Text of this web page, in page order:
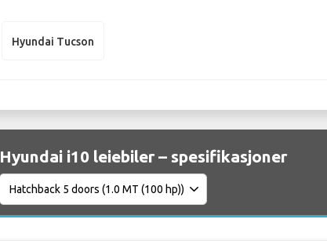
Hyundai Tucson
Hyundai i10 leiebiler – spesifikasjoner